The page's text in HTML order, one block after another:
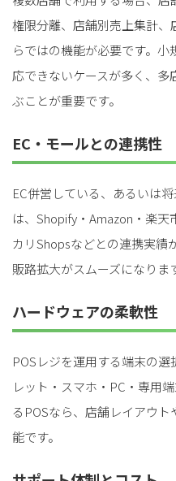
権限分離、店舗別売上集計
らではの機能が必要です。
応できないケースが多く、
ぶことが重要です。
EC・モールとの連携性
EC併営している、あるいは
は、Shopify・Amazon・楽天
カリShopsなどとの連携実績
販路拡大がスムーズになりま
ハードウェアの柔軟性
POSレジを運用する端末の
レット・スマホ・PC・専用
るPOSなら、店舗レイアウ
能です。